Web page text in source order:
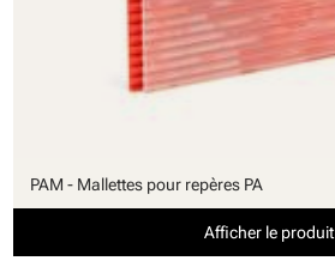
PAM - Mallettes pour repères PA
Afficher le produit